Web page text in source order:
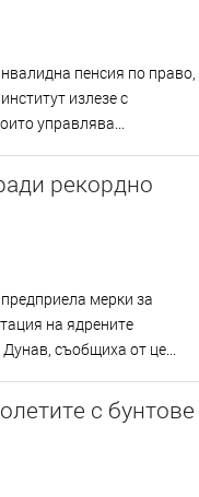
пенсия по право,
излезе с
управлява...
рекордно
мерки за
на ядрените
съобщиха от це...
с бунтове